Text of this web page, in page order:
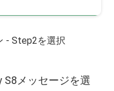
- Step2を選択
S8メッセージを選